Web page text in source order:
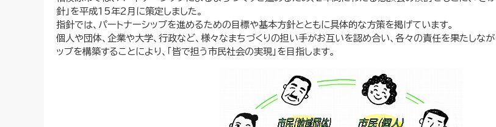
針」を平成15年2月に策定しました。
指針では、パートナーシップを進めるための目標や基本方針とともに具体的な方策を掲げています。
個人や団体、企業や大学、行政など、様々なまちづくりの担い手がお互いを認め合い、各々の責任を果たしなが
ップを構築することにより、「皆で担う市民社会の実現」を目指します。